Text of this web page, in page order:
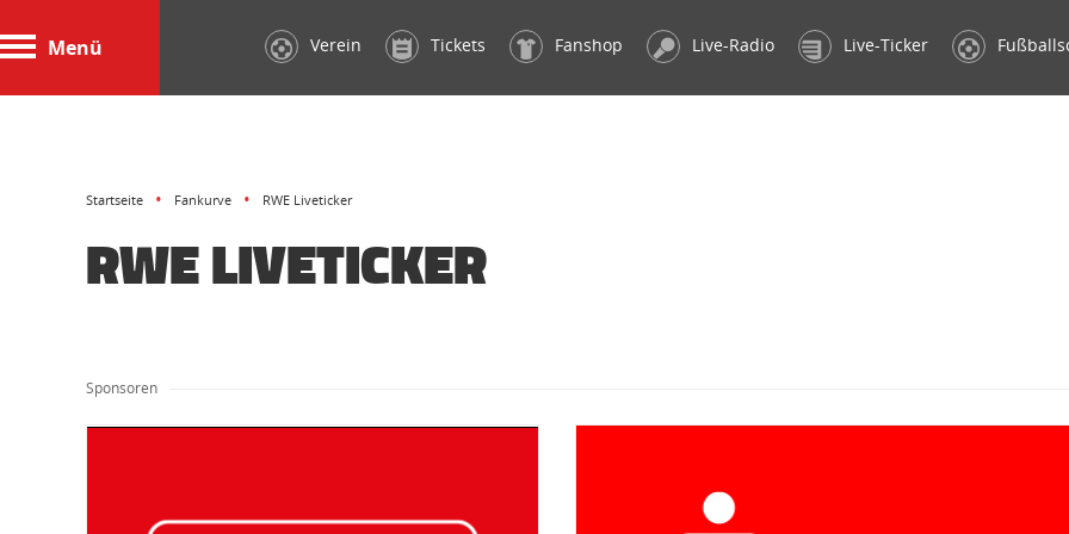
Menü Verein Tickets Fanshop Live-Radio Live-Ticker
Startseite Fankurve RWE Liveticker
RWE LIVETICKER
Sponsoren